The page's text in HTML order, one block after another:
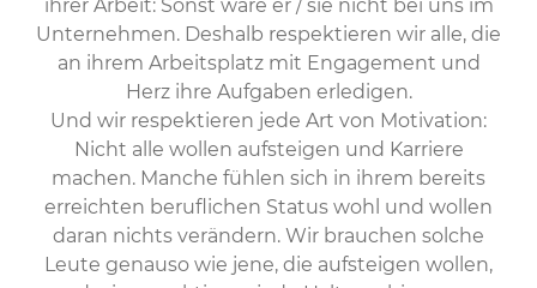
ihrer Arbeit: Sonst wäre er / sie nicht bei uns im
Unternehmen. Deshalb respektieren wir alle, die
an ihrem Arbeitsplatz mit Engagement und
Herz ihre Aufgaben erledigen.
Und wir respektieren jede Art von Motivation:
Nicht alle wollen aufsteigen und Karriere
machen. Manche fühlen sich in ihrem bereits
erreichten beruflichen Status wohl und wollen
daran nichts verändern. Wir brauchen solche
Leute genauso wie jene, die aufsteigen wollen,